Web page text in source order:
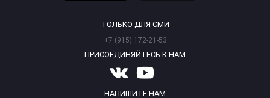
ТОЛЬКО ДЛЯ СМИ
+7 (915) 172-21-53
ПРИСОЕДИНЯЙТЕСЬ К НАМ
НАПИШИТЕ НАМ